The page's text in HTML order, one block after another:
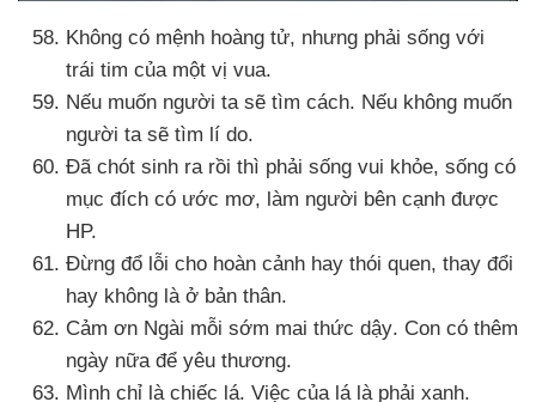
Không có mệnh hoàng tử, nhưng phải sống với
trái tim của một vị vua.
Nếu muốn người ta sẽ tìm cách. Nếu không muốn
người ta sẽ tìm lí do.
Đã chót sinh ra rồi thì phải sống vui khỏe, sống có
mục đích có ước mơ, làm người bên cạnh được
HP.
Đừng đổ lỗi cho hoàn cảnh hay thói quen, thay đổi
hay không là ở bản thân.
Cảm ơn Ngài mỗi sớm mai thức dậy. Con có thêm
ngày nữa để yêu thương.
Mình chỉ là chiếc lá. Việc của lá là phải xanh.